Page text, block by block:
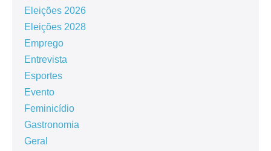
Eleições 2026
Eleições 2028
Emprego
Entrevista
Esportes
Evento
Feminicídio
Gastronomia
Geral